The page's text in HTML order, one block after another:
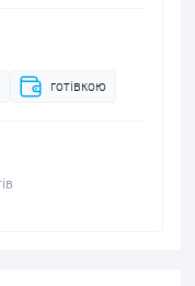
готівкою